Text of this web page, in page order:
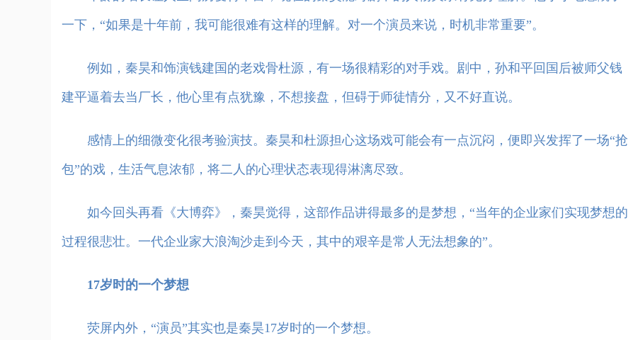
一下，“如果是十年前，我可能很难有这样的理解。对一个演员来说，时机非常重要”。
例如，秦昊和饰演钱建国的老戏骨杜源，有一场很精彩的对手戏。剧中，孙和平回国后被师父钱
建平逼着去当厂长，他心里有点犹豫，不想接盘，但碍于师徒情分，又不好直说。
感情上的细微变化很考验演技。秦昊和杜源担心这场戏可能会有一点沉闷，便即兴发挥了一场“抢
包”的戏，生活气息浓郁，将二人的心理状态表现得淋漓尽致。
如今回头再看《大博弈》，秦昊觉得，这部作品讲得最多的是梦想，“当年的企业家们实现梦想的
过程很悲壮。一代企业家大浪淘沙走到今天，其中的艰辛是常人无法想象的”。
17岁时的一个梦想
荧屏内外，“演员”其实也是秦昊17岁时的一个梦想。